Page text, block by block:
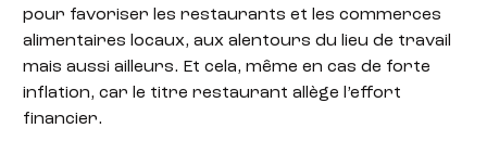
pour favoriser les restaurants et les commerces
alimentaires locaux, aux alentours du lieu de travail
mais aussi ailleurs. Et cela, même en cas de forte
inflation, car le titre restaurant allège l’effort
financier.